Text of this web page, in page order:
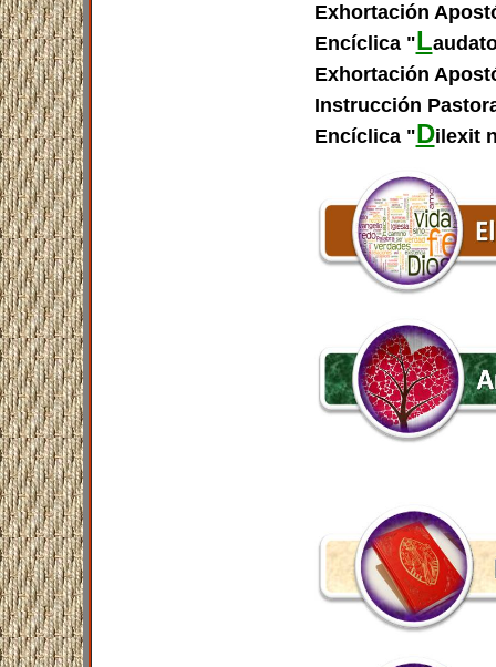
Exhortación
Encíclica "L
Exhortación
Instrucción
Encíclica "Dilexit